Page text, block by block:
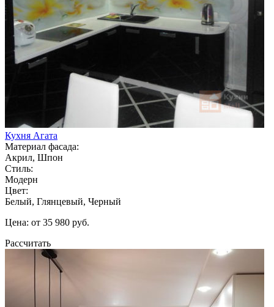
Кухня Агата
Материал фасада:
Акрил, Шпон
Стиль:
Модерн
Цвет:
Белый, Глянцевый, Черный
Цена: от 35 980 руб.
Рассчитать